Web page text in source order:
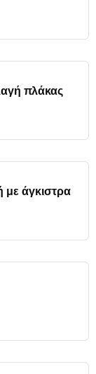
πλάκας
με άγκιστρα